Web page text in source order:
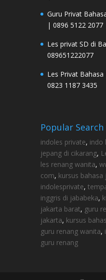
Guru Privat
| 0896 5122 2077
Les privat SD di
089651222077
Les Privat
0823 1187 3435
Popular
indoles private, indo
jepang di cikarang,
les renang wanita,
com, kursus
indolesprivate,
inggris di jababeka,
jakarta barat, guru
jakarta, kursus
guru renang wanita,
guru renang